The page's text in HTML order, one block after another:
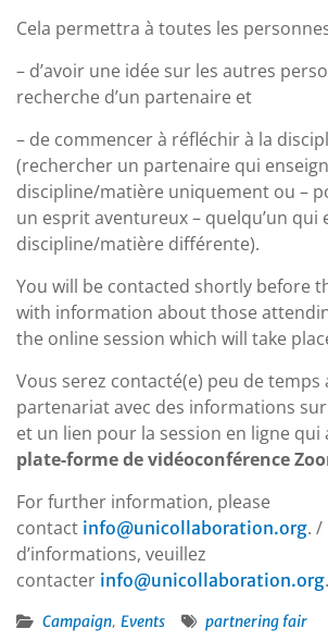
Cela permettra à toutes les
– d’avoir une idée sur les autres
recherche d’un partenaire et
– de commencer à réfléchir à la
(rechercher un partenaire qui
discipline/matière uniquement ou –
un esprit aventureux – quelqu’un qui
discipline/matière différente).
You will be contacted shortly before
with information about those
the online session which will take
Vous serez contacté(e) peu de temps
partenariat avec des informations
et un lien pour la session en ligne qui
plate-forme de vidéoconférence
For further information, please
contact info@unicollaboration.org. /
d’informations, veuillez
contacter info@unicollaboration.org.
Campaign, Events partnering fair